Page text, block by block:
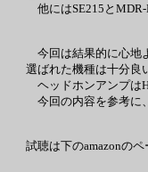
他にはSE215と
今回は結果的に心地
選ばれた機種は十分良
ヘッドホンアンプは
今回の内容を参考に
試聴は下のamazonのペ